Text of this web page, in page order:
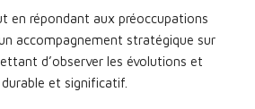
en répondant aux préoccupations
accompagnement stratégique sur
d’observer les évolutions et
et significatif.